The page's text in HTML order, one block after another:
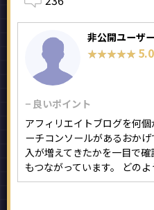
非公開ユーザー
★★★★★
★★★★★ 5.0
− 良いポイント
アフィリエイトブログを何
ーチコンソールがあるおか
入が増えてきたかを一目で
もつながっています。 どのよ